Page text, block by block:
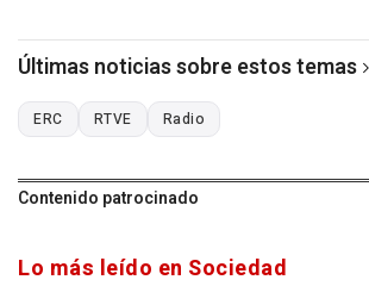
Últimas noticias sobre estos temas
ERC RTVE Radio
Contenido patrocinado
Lo más leído en Sociedad